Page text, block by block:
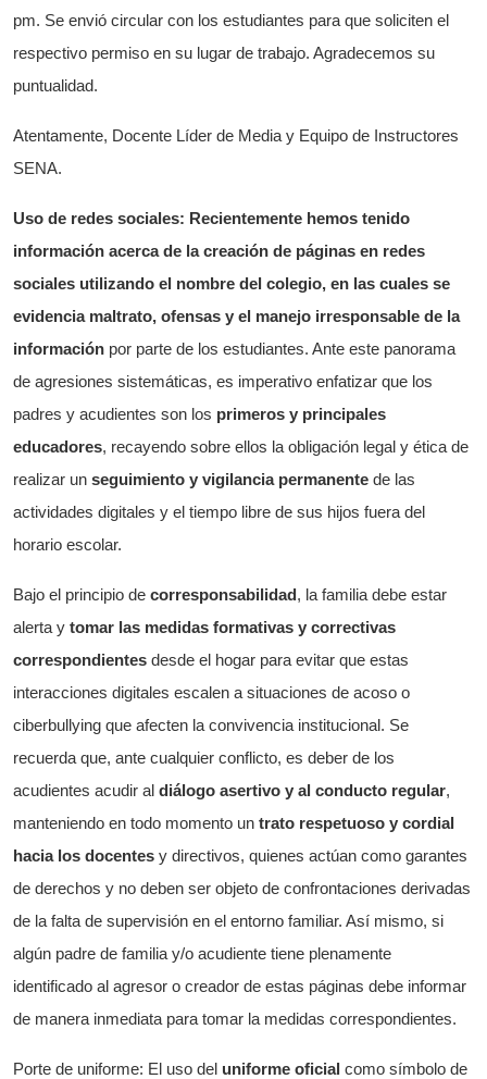
pm. Se envió circular con los estudiantes para que soliciten el
respectivo permiso en su lugar de trabajo. Agradecemos su
puntualidad.
Atentamente, Docente Líder de Media y Equipo de Instructores
SENA.
Uso de redes sociales: Recientemente hemos tenido
información acerca de la creación de páginas en redes
sociales utilizando el nombre del colegio, en las cuales se
evidencia maltrato, ofensas y el manejo irresponsable de la
información por parte de los estudiantes. Ante este panorama
de agresiones sistemáticas, es imperativo enfatizar que los
padres y acudientes son los primeros y principales
educadores, recayendo sobre ellos la obligación legal y ética de
realizar un seguimiento y vigilancia permanente de las
actividades digitales y el tiempo libre de sus hijos fuera del
horario escolar.
Bajo el principio de corresponsabilidad, la familia debe estar
alerta y tomar las medidas formativas y correctivas
correspondientes desde el hogar para evitar que estas
interacciones digitales escalen a situaciones de acoso o
ciberbullying que afecten la convivencia institucional. Se
recuerda que, ante cualquier conflicto, es deber de los
acudientes acudir al diálogo asertivo y al conducto regular,
manteniendo en todo momento un trato respetuoso y cordial
hacia los docentes y directivos, quienes actúan como garantes
de derechos y no deben ser objeto de confrontaciones derivadas
de la falta de supervisión en el entorno familiar. Así mismo, si
algún padre de familia y/o acudiente tiene plenamente
identificado al agresor o creador de estas páginas debe informar
de manera inmediata para tomar la medidas correspondientes.
Porte de uniforme: El uso del uniforme oficial como símbolo de